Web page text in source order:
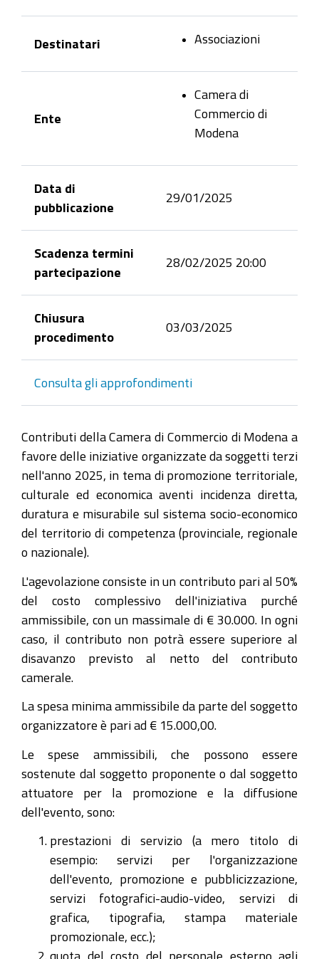
Destinatari Associazioni
Ente
Camera di
Commercio di
Modena
Data di
pubblicazione
29/01/2025
Scadenza termini
partecipazione
28/02/2025 20:00
Chiusura
procedimento
03/03/2025
Consulta gli approfondimenti
Contributi della Camera di Commercio di Modena a
favore delle iniziative organizzate da soggetti terzi
nell'anno 2025, in tema di promozione territoriale,
culturale ed economica aventi incidenza diretta,
duratura e misurabile sul sistema socio-economico
del territorio di competenza (provinciale, regionale
o nazionale).
L'agevolazione consiste in un contributo pari al 50%
del costo complessivo dell'iniziativa purché
ammissibile, con un massimale di € 30.000. In ogni
caso, il contributo non potrà essere superiore al
disavanzo previsto al netto del contributo
camerale.
La spesa minima ammissibile da parte del soggetto
organizzatore è pari ad € 15.000,00.
Le spese ammissibili, che possono essere
sostenute dal soggetto proponente o dal soggetto
attuatore per la promozione e la diffusione
dell'evento, sono:
prestazioni di servizio (a mero titolo di
esempio: servizi per l'organizzazione
dell'evento, promozione e pubblicizzazione,
servizi fotografici-audio-video, servizi di
grafica, tipografia, stampa materiale
promozionale, ecc.);
quota del costo del personale esterno agli